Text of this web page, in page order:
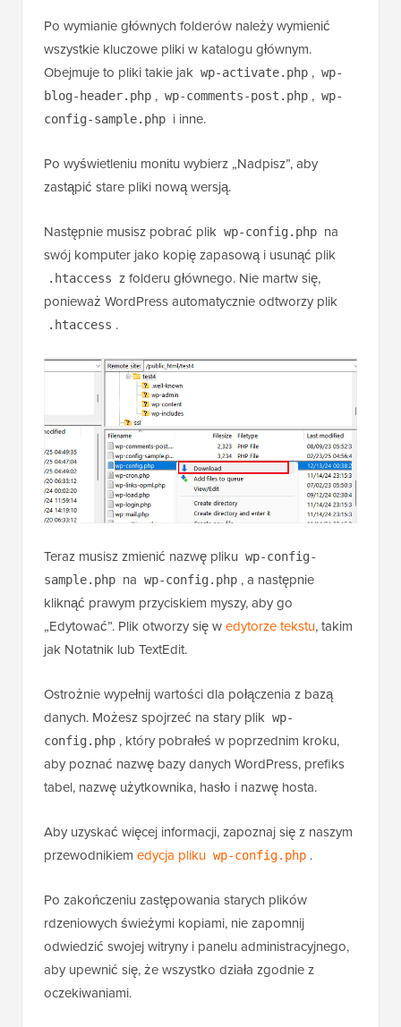
Po wymianie głównych folderów należy wymienić
wszystkie kluczowe pliki w katalogu głównym.
Obejmuje to pliki takie jak wp-activate.php , wp-
blog-header.php , wp-comments-post.php , wp-
config-sample.php i inne.
Po wyświetleniu monitu wybierz „Nadpisz”, aby
zastąpić stare pliki nową wersją.
Następnie musisz pobrać plik wp-config.php na
swój komputer jako kopię zapasową i usunąć plik
.htaccess z folderu głównego. Nie martw się,
ponieważ WordPress automatycznie odtworzy plik
.htaccess .
Teraz musisz zmienić nazwę pliku wp-config-
sample.php na wp-config.php , a następnie
kliknąć prawym przyciskiem myszy, aby go
„Edytować”. Plik otworzy się wedytorze tekstu, takim
jak Notatnik lub TextEdit.
Ostrożnie wypełnij wartości dla połączenia z bazą
danych. Możesz spojrzeć na stary plik wp-
config.php , który pobrałeś w poprzednim kroku,
aby poznać nazwę bazy danych WordPress, prefiks
tabel, nazwę użytkownika, hasło i nazwę hosta.
Aby uzyskać więcej informacji, zapoznaj się z naszym
przewodnikiem edycja pliku wp-config.php .
Po zakończeniu zastępowania starych plików
rdzeniowych świeżymi kopiami, nie zapomnij
odwiedzić swojej witryny i panelu administracyjnego,
aby upewnić się, że wszystko działa zgodnie z
oczekiwaniami.